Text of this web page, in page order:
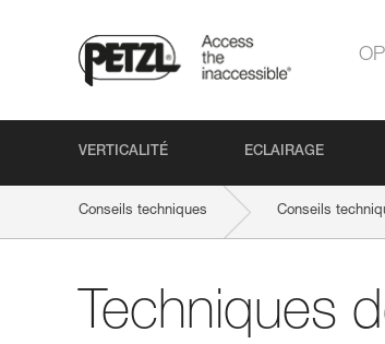
VERTICALITÉ ECLAIRAGE
Conseils techniques Conseils
Techniques